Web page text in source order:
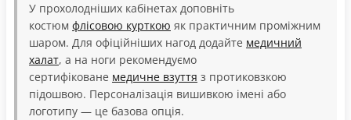
У прохолодніших кабінетах доповніть
костюм флісовою курткою як практичним проміжним
шаром. Для офіційніших нагод додайте медичний
халат, а на ноги рекомендуємо
сертифіковане медичне взуття з протиковзкою
підошвою. Персоналізація вишивкою імені або
логотипу — це базова опція.